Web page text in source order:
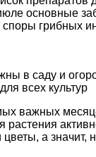
основные
споры грибных
в саду и
всех культур
важных
растения
а значит,